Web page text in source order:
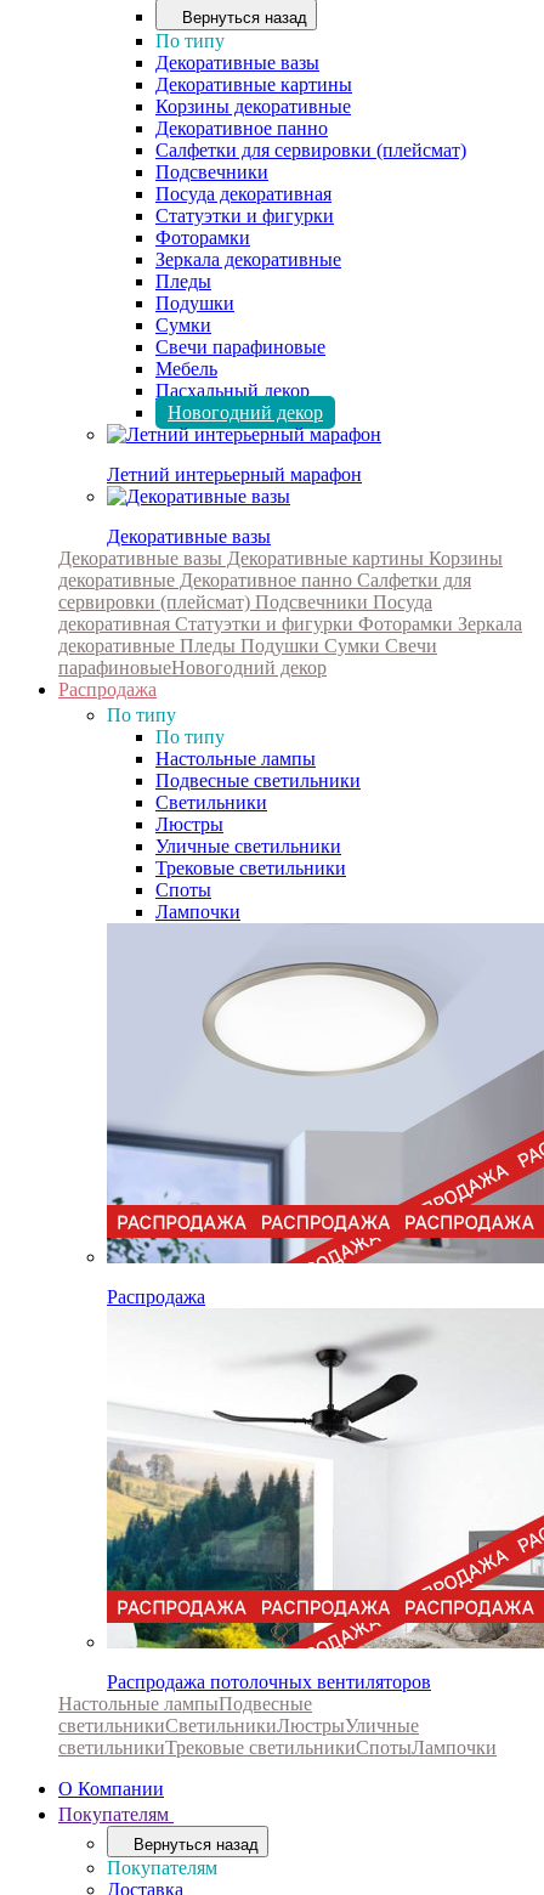
Вернуться назад
По типу
Декоративные вазы
Декоративные картины
Корзины декоративные
Декоративное панно
Салфетки для сервировки (плейсмат)
Подсвечники
Посуда декоративная
Статуэтки и фигурки
Фоторамки
Зеркала декоративные
Пледы
Подушки
Сумки
Свечи парафиновые
Мебель
Пасхальный декор
Новогодний декор
Летний интерьерный марафон
Декоративные вазы
Декоративные вазы Декоративные картины Корзины
декоративные Декоративное панно Салфетки для
сервировки (плейсмат) Подсвечники Посуда
декоративная Статуэтки и фигурки Фоторамки Зеркала
декоративные Пледы Подушки Сумки Свечи
парафиновыеНовогодний декор
Распродажа
По типу
По типу
Настольные лампы
Подвесные светильники
Светильники
Люстры
Уличные светильники
Трековые светильники
Споты
Лампочки
Распродажа
Распродажа потолочных вентиляторов
Настольные лампыПодвесные
светильникиСветильникиЛюстрыУличные
светильникиТрековые светильникиСпотыЛампочки
О Компании
Покупателям
Вернуться назад
Покупателям
Доставка